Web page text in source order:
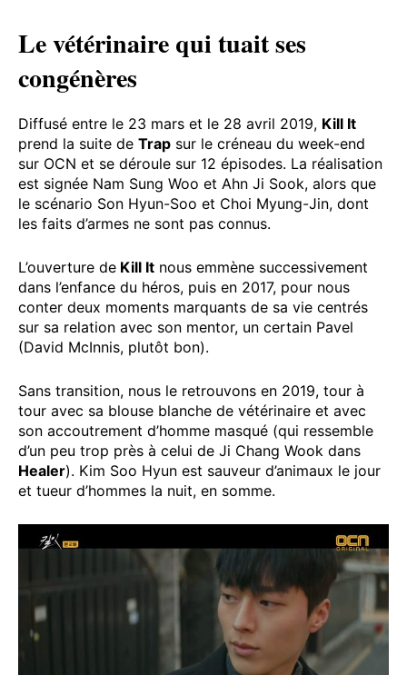
Le vétérinaire qui tuait ses
congénères
Diffusé entre le 23 mars et le 28 avril 2019, Kill It
prend la suite de Trap sur le créneau du week-end
sur OCN et se déroule sur 12 épisodes. La réalisation
est signée Nam Sung Woo et Ahn Ji Sook, alors que
le scénario Son Hyun-Soo et Choi Myung-Jin, dont
les faits d’armes ne sont pas connus.
L’ouverture de Kill It nous emmène successivement
dans l’enfance du héros, puis en 2017, pour nous
conter deux moments marquants de sa vie centrés
sur sa relation avec son mentor, un certain Pavel
(David McInnis, plutôt bon).
Sans transition, nous le retrouvons en 2019, tour à
tour avec sa blouse blanche de vétérinaire et avec
son accoutrement d’homme masqué (qui ressemble
d’un peu trop près à celui de Ji Chang Wook dans
Healer). Kim Soo Hyun est sauveur d’animaux le jour
et tueur d’hommes la nuit, en somme.